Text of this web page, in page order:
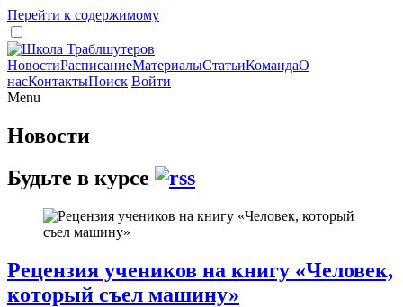
Перейти к содержимому
НовостиРасписаниеМатериалыСтатьиКомандаО
насКонтактыПоиск Войти
Menu
Новости
Будьте в курсе
Рецензия учеников на книгу «Человек,
который съел машину»